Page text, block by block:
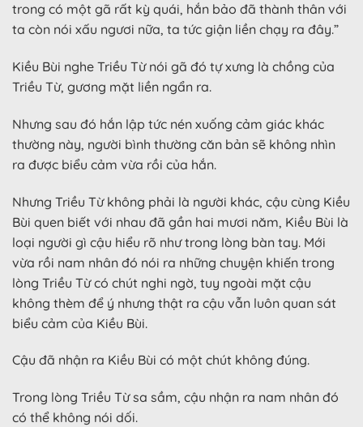
trong có một gã rất kỳ quái, hắn bảo đã thành thân với
ta còn nói xấu ngươi nữa, ta tức giận liền chạy ra đây.”
Kiều Bùi nghe Triều Từ nói gã đó tự xưng là chồng của
Triều Từ, gương mặt liền ngẩn ra.
Nhưng sau đó hắn lập tức nén xuống cảm giác khác
thường này, người bình thường căn bản sẽ không nhìn
ra được biểu cảm vừa rồi của hắn.
Nhưng Triều Từ không phải là người khác, cậu cùng Kiều
Bùi quen biết với nhau đã gần hai mươi năm, Kiều Bùi là
loại người gì cậu hiểu rõ như trong lòng bàn tay. Mới
vừa rồi nam nhân đó nói ra những chuyện khiến trong
lòng Triều Từ có chút nghi ngờ, tuy ngoài mặt cậu
không thèm để ý nhưng thật ra cậu vẫn luôn quan sát
biểu cảm của Kiều Bùi.
Cậu đã nhận ra Kiều Bùi có một chút không đúng.
Trong lòng Triều Từ sa sầm, cậu nhận ra nam nhân đó
có thể không nói dối.